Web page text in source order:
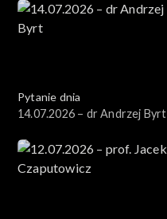
Pytanie dnia
14.07.2026 – dr Andrzej Byrt